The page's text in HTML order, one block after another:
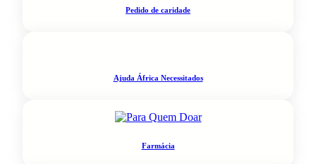
Pedido de caridade
Ajuda África Necessitados
Farmácia